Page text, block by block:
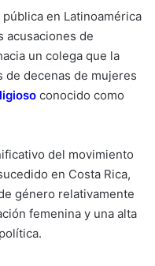
en Latinoamérica
acusaciones de
un colega que la
de decenas de mujeres
conocido como
del movimiento
en Costa Rica,
género relativamente
femenina y una alta